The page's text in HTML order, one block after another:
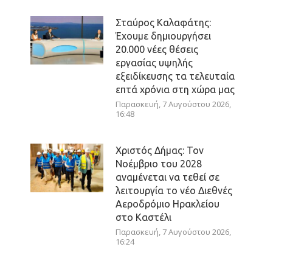
Σταύρος Καλαφάτης:
Έχουμε δημιουργήσει
20.000 νέες θέσεις
εργασίας υψηλής
εξειδίκευσης τα τελευταία
επτά χρόνια στη χώρα μας
Παρασκευή, 7 Αυγούστου 2026,
16:48
Χριστός Δήμας: Τον
Νοέμβριο του 2028
αναμένεται να τεθεί σε
λειτουργία το νέο Διεθνές
Αεροδρόμιο Ηρακλείου
στο Καστέλι
Παρασκευή, 7 Αυγούστου 2026,
16:24